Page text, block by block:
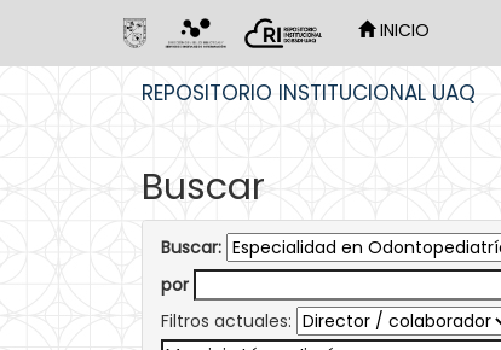
INICIO
REPOSITORIO INSTITUCIONAL UAQ
Buscar
Buscar:
por
Filtros actuales: